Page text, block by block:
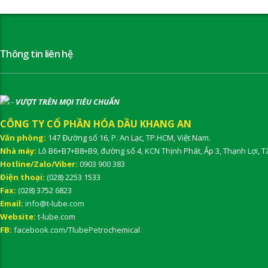
Thông tin liên hệ
- VƯỢT TRÊN MỌI TIÊU CHUẨN
CÔNG TY CỔ PHẦN HÓA DẦU KHANG AN
Văn phòng: 147 Đường số 16, P. An Lạc, TP.HCM, Việt Nam.
Nhà máy: Lô B6+B7+B8+B9, đường số 4, KCN Thịnh Phát, Ấp 3, Thạnh Lợi,
Hotline/Zalo/Viber: 0903 900 383
Điện thoại: (028) 2253 1533
Fax: (028) 3752 6823
Email: info@t-lube.com
Website: t-lube.com
FB: facebook.com/TlubePetrochemical